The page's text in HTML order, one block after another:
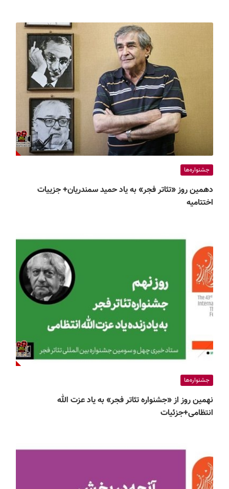
جشنواره‌ها
دهمین روز «تئاتر فجر» به یاد حمید سمندریان+ جزییات
اختتامیه
جشنواره‌ها
نهمین روز از «جشنواره تئاتر فجر» به یاد عزت الله
انتظامی+جزئیات